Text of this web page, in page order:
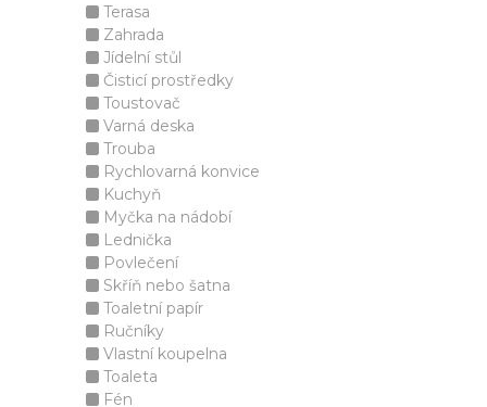
Terasa
Zahrada
Jídelní stůl
Čisticí prostředky
Toustovač
Varná deska
Trouba
Rychlovarná konvice
Kuchyň
Myčka na nádobí
Lednička
Povlečení
Skříň nebo šatna
Toaletní papír
Ručníky
Vlastní koupelna
Toaleta
Fén